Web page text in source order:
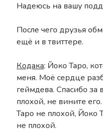
YoRHa
Drag-On Dragoon
LORE
NieR: Automata General
Other
Reincarnation
Replicant V1.22
Надеюсь на вашу
После чего друзья
ещё и в твиттере.
Кодака: Йоко Таро,
меня. Моё сердце
геймдева. Спасибо за
плохой, не вините
Таро не плохой, Йоко
не плохой.